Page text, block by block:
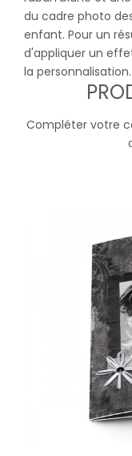
du cadre photo
enfant. Pour un
d'appliquer un
la personnalisation.
Compléter votre